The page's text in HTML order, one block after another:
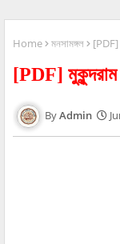
Home মনসামঙ্গল [PDF]
[PDF] মুকুন্দরাম
Admin